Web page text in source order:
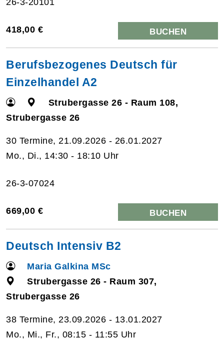
418,00 € BUCHEN
Berufsbezogenes Deutsch für
Einzelhandel A2
Strubergasse 26 - Raum 108,
Strubergasse 26
30 Termine, 21.09.2026 - 26.01.2027
Mo., Di., 14:30 - 18:10 Uhr
26-3-07024
669,00 € BUCHEN
Deutsch Intensiv B2
Maria Galkina MSc
Strubergasse 26 - Raum 307,
Strubergasse 26
38 Termine, 23.09.2026 - 13.01.2027
Mo., Mi., Fr., 08:15 - 11:55 Uhr